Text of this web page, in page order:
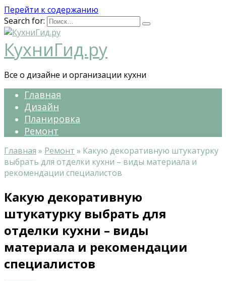
Перейти к содержанию
Search for:
КухниГид.ру
Все о дизайне и организации кухни
Главная
Дизайн
Планировка
Ремонт
Главная » Ремонт » Какую декоративную штукатурку
выбрать для отделки кухни – виды материала и
рекомендации специалистов
Какую декоративную
штукатурку выбрать для
отделки кухни – виды
материала и рекомендации
специалистов